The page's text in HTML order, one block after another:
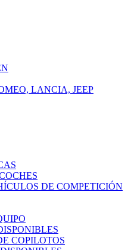
LANCIA, JEEP
DE COMPETICIÓN
COPILOTOS